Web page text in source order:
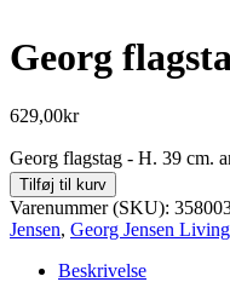
Georg
629,00kr
Georg flagstag - H. 39 cm.
Tilføj til kurv
Varenummer (SKU):
Jensen, Georg Jensen Living
Beskrivelse